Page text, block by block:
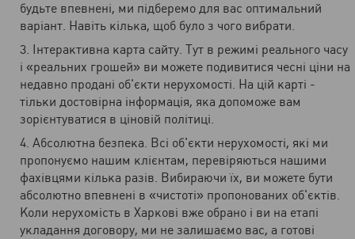
будьте впевнені, ми підберемо для вас оптимальний
варіант. Навіть кілька, щоб було з чого вибрати.
Інтерактивна карта сайту. Тут в режимі реального часу
і «реальних грошей» ви можете подивитися чесні ціни на
недавно продані об'єкти нерухомості. На цій карті -
тільки достовірна інформація, яка допоможе вам
зорієнтуватися в ціновій політиці.
Абсолютна безпека. Всі об'єкти нерухомості, які ми
пропонуємо нашим клієнтам, перевіряються нашими
фахівцями кілька разів. Вибираючи їх, ви можете бути
абсолютно впевнені в «чистоті» пропонованих об'єктів.
Коли нерухомість в Харкові вже обрано і ви на етапі
укладання договору, ми не залишаємо вас, а готові